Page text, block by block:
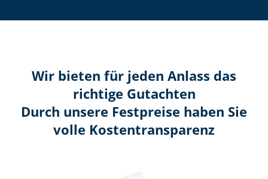
Wir bieten für jeden Anlass das
richtige Gutachten
Durch unsere Festpreise haben Sie
volle Kosten­transparenz